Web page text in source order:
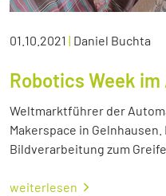
01.10.2021 | Daniel Buchta
Robotics Week
Weltmarktführer der
Makerspace in
Bildverarbeitung zum
weiterlesen